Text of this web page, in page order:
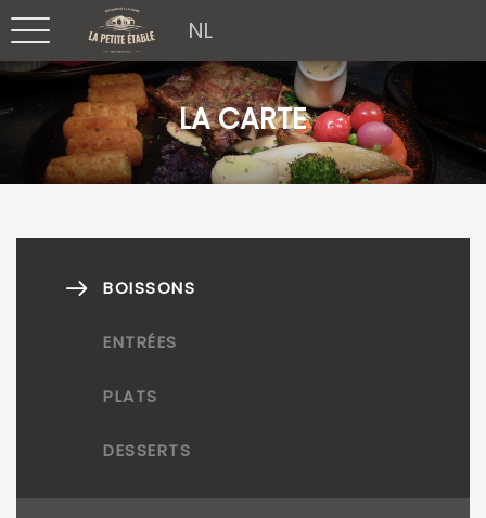
NL
LA CARTE
BOISSONS
ENTRÉES
PLATS
DESSERTS